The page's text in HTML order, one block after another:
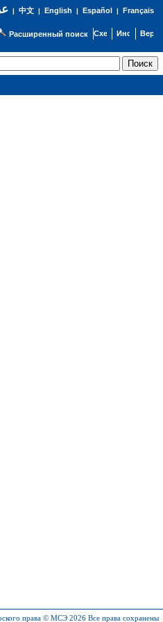
| 中文| English | Español | Français
Расширенный поиск
права © МСЭ 2026 Все права сохранены